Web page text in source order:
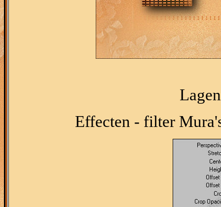
Effecten - filter